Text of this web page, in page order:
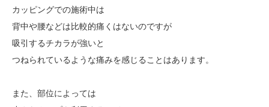
カッピングでの施術中は
背中や腰などは比較的痛くはないのですが
吸引するチカラが強いと
つねられているような痛みを感じることはあります。
また、部位によっては